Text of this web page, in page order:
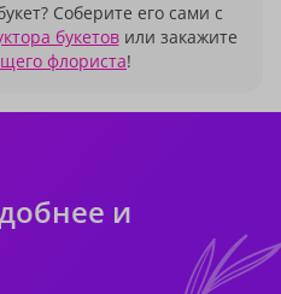
Соберите его сами с
букетовили закажите
флориста!
и